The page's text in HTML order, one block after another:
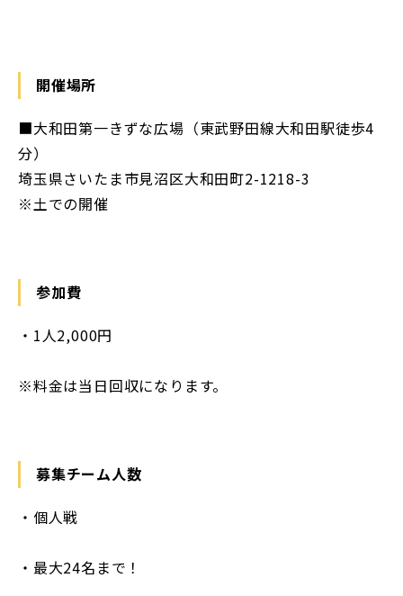
開催場所
■大和田第一きずな広場（東武野田線大和田駅徒歩4
分）
埼玉県さいたま市見沼区大和田町2-1218-3
※土での開催
参加費
・1人2,000円
※料金は当日回収になります。
募集チーム人数
・個人戦
・最大24名まで！